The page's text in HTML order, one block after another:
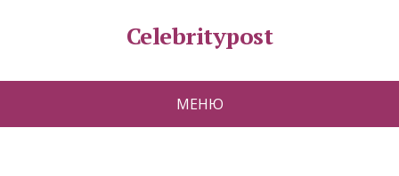
Celebritypost
МЕНЮ